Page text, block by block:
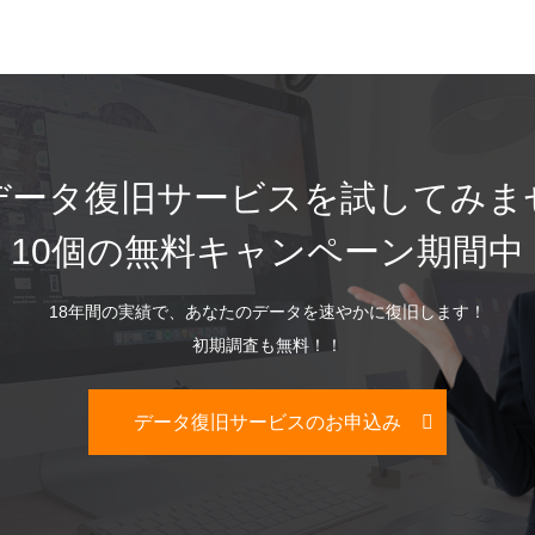
ータ復旧サービスを試してみま
10個の無料キャンペーン期間中
18年間の実績で、あなたのデータを速やかに復旧します！
初期調査も無料！！
データ復旧サービスのお申込み